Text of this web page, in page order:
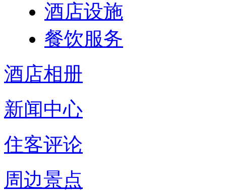
酒店设施
餐饮服务
酒店相册
新闻中心
住客评论
周边景点